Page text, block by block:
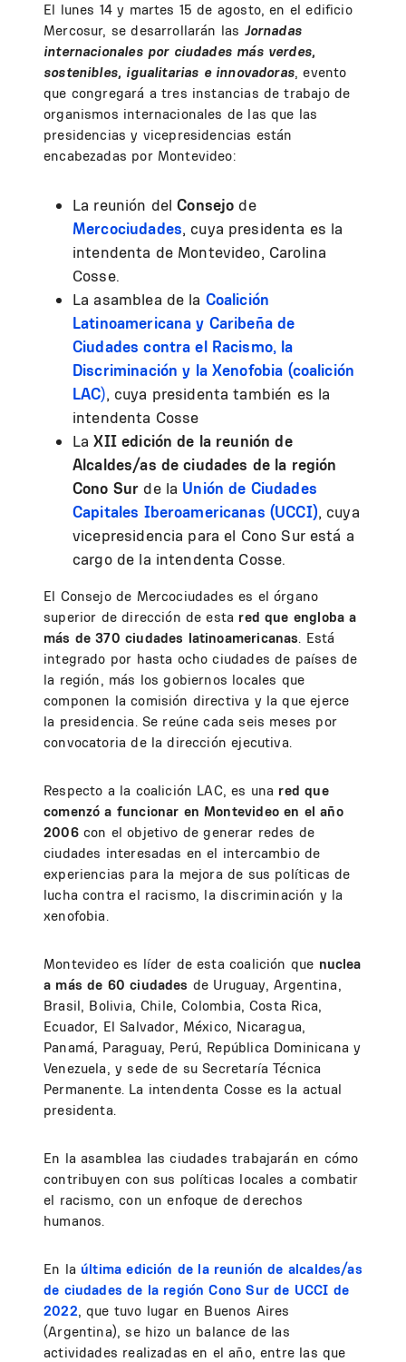
El lunes 14 y martes 15 de agosto, en el edificio
Mercosur, se desarrollarán las Jornadas
internacionales por ciudades más verdes,
sostenibles, igualitarias e innovadoras, evento
que congregará a tres instancias de trabajo de
organismos internacionales de las que las
presidencias y vicepresidencias están
encabezadas por Montevideo:
La reunión delConsejode
Mercociudades, cuya presidenta es la
intendenta de Montevideo, Carolina
Cosse.
La asamblea de la Coalición
Latinoamericana y Caribeña de
Ciudades contra el Racismo, la
Discriminación y la Xenofobia (coalición
LAC), cuya presidenta también es la
intendenta Cosse
LaXII edición de la reunión de
Alcaldes/as de ciudades de la región
Cono Surde la Unión de Ciudades
Capitales Iberoamericanas (UCCI), cuya
vicepresidencia para el Cono Sur está a
cargo de la intendenta Cosse.
El Consejo de Mercociudades es el órgano
superior de dirección de esta red que engloba a
más de 370 ciudades latinoamericanas. Está
integrado por hasta ocho ciudades de países de
la región, más los gobiernos locales que
componen la comisión directiva y la que ejerce
la presidencia. Se reúne cada seis meses por
convocatoria de la dirección ejecutiva.
Respecto a la coalición LAC, es una red que
comenzó a funcionar en Montevideo en el año
2006con el objetivo de generar redes de
ciudades interesadas en el intercambio de
experiencias para la mejora de sus políticas de
lucha contra el racismo, la discriminación y la
xenofobia.
Montevideo es líder de esta coalición que nuclea
a más de 60 ciudades de Uruguay, Argentina,
Brasil, Bolivia, Chile, Colombia, Costa Rica,
Ecuador, El Salvador, México, Nicaragua,
Panamá, Paraguay, Perú, República Dominicana y
Venezuela, y sede de su Secretaría Técnica
Permanente. La intendenta Cosse es la actual
presidenta.
En la asamblea las ciudades trabajarán en cómo
contribuyen con sus políticas locales a combatir
el racismo, con un enfoque de derechos
humanos.
En la última edición de la reunión de alcaldes/as
de ciudades de la región Cono Sur de UCCI de
2022, que tuvo lugar en Buenos Aires
(Argentina), se hizo un balance de las
actividades realizadas en el año, entre las que